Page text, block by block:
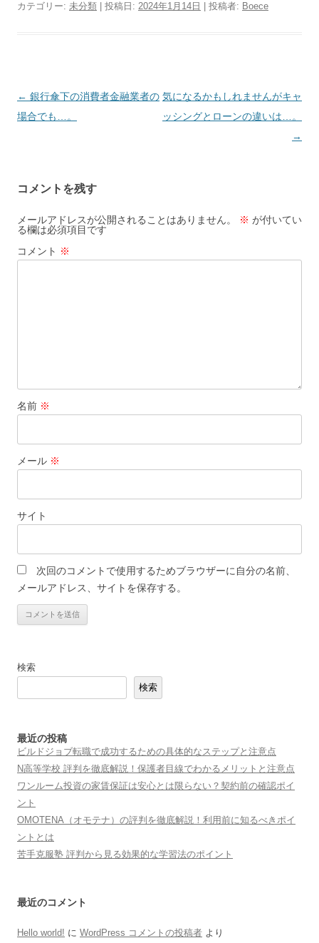
カテゴリー: 未分類 | 投稿日: 2024年1月14日 投稿者: Boece
投
稿
ー
シ
ョ
ン
← 銀行傘下の消費者金融業者の
場合でも…。
気になるかもしれませんがキャ
ッシングとローンの違いは…。
→
コメントを残す
メールアドレスが公開されることはありません。 ※ が付いてい
る欄は必須項目です
コメント ※
名前 ※
メール ※
サイト
次回のコメントで使用するためブラウザーに自分の名前、
メールアドレス、サイトを保存する。
検索
検索
最近の投稿
ビルドジョブ転職で成功するための具体的なステップと注意点
N高等学校 評判を徹底解説！保護者目線でわかるメリットと注意点
ワンルーム投資の家賃保証は安心とは限らない？契約前の確認ポイ
ント
OMOTENA（オモテナ）の評判を徹底解説！利用前に知るべきポイ
ントとは
苦手克服塾 評判から見る効果的な学習法のポイント
最近のコメント
Hello world! に WordPress コメントの投稿者 より